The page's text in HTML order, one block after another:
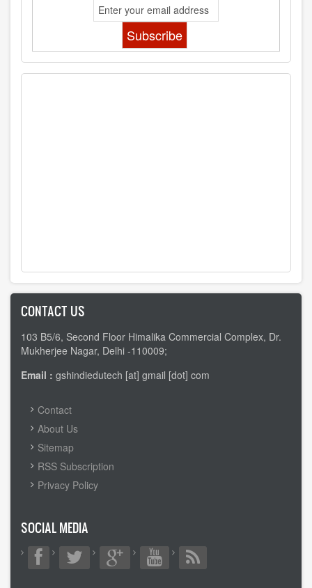
CONTACT US
103 B5/6, Second Floor Himalika Commercial Complex, Dr.
Mukherjee Nagar, Delhi -110009;
Email : gshindiedutech [at] gmail [dot] com
FOOTER
MENU
Contact
About Us
Sitemap
RSS Subscription
Privacy Policy
SOCIAL MEDIA